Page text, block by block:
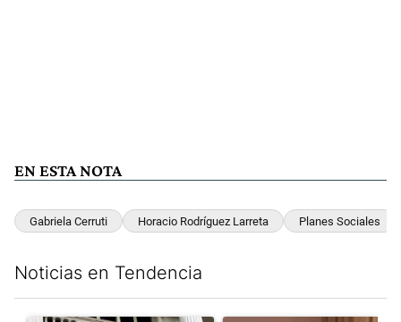
EN ESTA NOTA
Gabriela Cerruti Horacio Rodríguez Larreta Planes Sociales
Noticias en Tendencia